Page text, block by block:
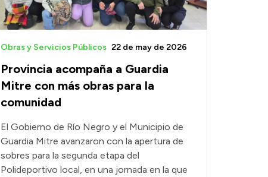
Provincia acompaña a Guardia
Mitre con más obras para la
comunidad
Obras y Servicios Públicos 22 de may de 2026
El Gobierno de Río Negro y el Municipio de
Guardia Mitre avanzaron con la apertura de
sobres para la segunda etapa del
Polideportivo local, en una jornada en la que